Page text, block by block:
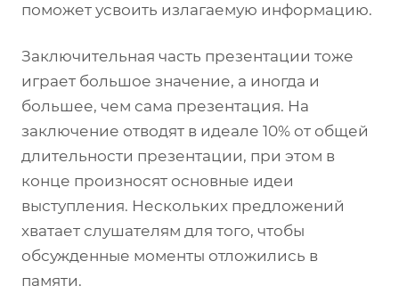
поможет усвоить излагаемую информацию.
Заключительная часть презентации тоже
играет большое значение, а иногда и
большее, чем сама презентация. На
заключение отводят в идеале 10% от общей
длительности презентации, при этом в
конце произносят основные идеи
выступления. Нескольких предложений
хватает слушателям для того, чтобы
обсужденные моменты отложились в
памяти.